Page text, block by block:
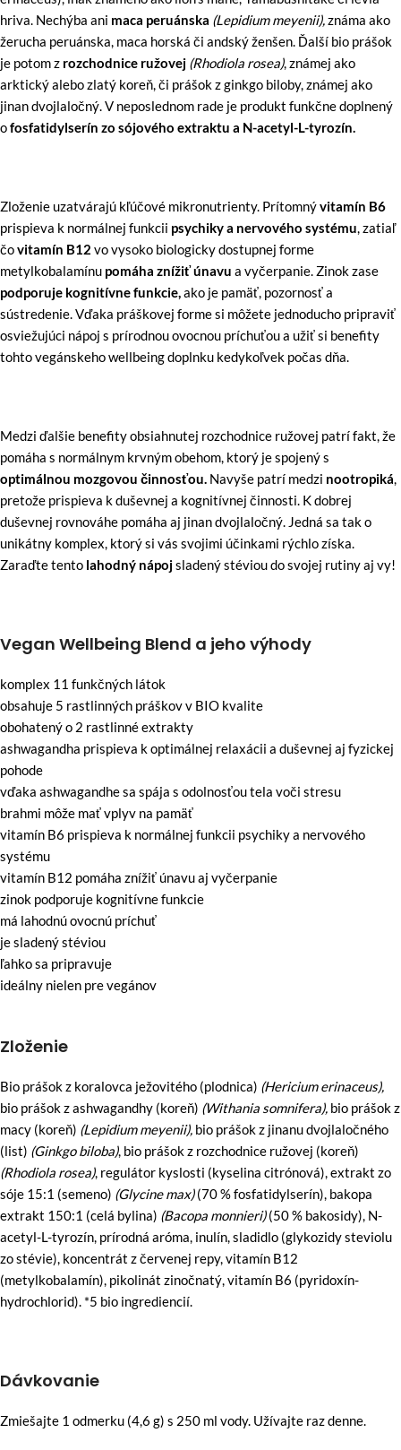
hriva. Nechýba ani maca peruánska (Lepidium meyenii),známa ako
žerucha peruánska, maca horská či andský ženšen. Ďalší bio prášok
je potom z rozchodnice ružovej (Rhodiola rosea), známej ako
arktický alebo zlatý koreň, či prášok z ginkgo biloby, známej ako
jinan dvojlaločný. V neposlednom rade je produkt funkčne doplnený
ofosfatidylserín zo sójového extraktu a N-acetyl-L-tyrozín.
Zloženie uzatvárajú kľúčové mikronutrienty. Prítomnývitamín B6
prispieva k normálnej funkcii psychiky a nervového systému, zatiaľ
čovitamín B12 vo vysoko biologicky dostupnej forme
metylkobalamínu pomáha znížiť únavu a vyčerpanie. Zinok zase
podporuje kognitívne funkcie,ako je pamäť, pozornosť a
sústredenie. Vďaka práškovej forme si môžete jednoducho pripraviť
osviežujúci nápoj s prírodnou ovocnou príchuťou a užiť si benefity
tohto vegánskeho wellbeing doplnku kedykoľvek počas dňa.
Medzi ďalšie benefity obsiahnutej rozchodnice ružovej patrí fakt, že
pomáha s normálnym krvným obehom, ktorý je spojený s
optimálnou mozgovou činnosťou. Navyše patrí medzi nootropiká,
pretože prispieva k duševnej a kognitívnej činnosti. K dobrej
duševnej rovnováhe pomáha aj jinan dvojlaločný. Jedná sa tak o
unikátny komplex, ktorý si vás svojimi účinkami rýchlo získa.
Zaraďte tento lahodný nápojsladený stéviou do svojej rutiny aj vy!
Vegan Wellbeing Blend a jeho výhody
komplex 11 funkčných látok
obsahuje 5 rastlinných práškov v BIO kvalite
obohatený o 2 rastlinné extrakty
ashwagandha prispieva k optimálnej relaxácii a duševnej aj fyzickej
pohode
vďaka ashwagandhe sa spája s odolnosťou tela voči stresu
brahmi môže mať vplyv na pamäť
vitamín B6 prispieva k normálnej funkcii psychiky a nervového
systému
vitamín B12 pomáha znížiť únavu aj vyčerpanie
zinok podporuje kognitívne funkcie
má lahodnú ovocnú príchuť
je sladený stéviou
ľahko sa pripravuje
ideálny nielen pre vegánov
Zloženie
Bio prášok z koralovca ježovitého (plodnica) (Hericium erinaceus),
bio prášok z ashwagandhy (koreň) (Withania somnifera), bio prášok z
macy (koreň) (Lepidium meyenii), bio prášok z jinanu dvojlaločného
(list) (Ginkgo biloba), bio prášok z rozchodnice ružovej (koreň)
(Rhodiola rosea), regulátor kyslosti (kyselina citrónová), extrakt zo
sóje 15:1 (semeno) (Glycine max)(70 % fosfatidylserín), bakopa
extrakt 150:1 (celá bylina) (Bacopa monnieri)(50 % bakosidy), N-
acetyl-L-tyrozín, prírodná aróma, inulín, sladidlo (glykozidy steviolu
zo stévie), koncentrát z červenej repy, vitamín B12
(metylkobalamín), pikolinát zinočnatý, vitamín B6 (pyridoxín-
hydrochlorid). *5 bio ingrediencií.
Dávkovanie
Zmiešajte 1 odmerku (4,6 g) s 250 ml vody. Užívajte raz denne.